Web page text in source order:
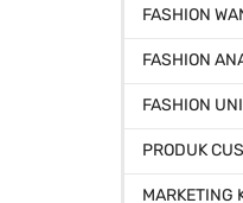
FASHION
FASHION
FASHION
PRODUK
MARKETING